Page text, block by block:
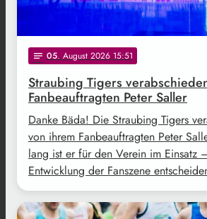
notes 05. August 2026 15:51
Straubing Tigers
Fanbeauftragten Peter Saller
Danke Bäda! Die Straubing Tigers
von ihrem Fanbeauftragten Peter
lang ist er für den Verein im Einsatz
Entwicklung der Fanszene